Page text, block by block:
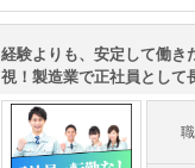
経験よりも、安定して働き
視！製造業で正社員として